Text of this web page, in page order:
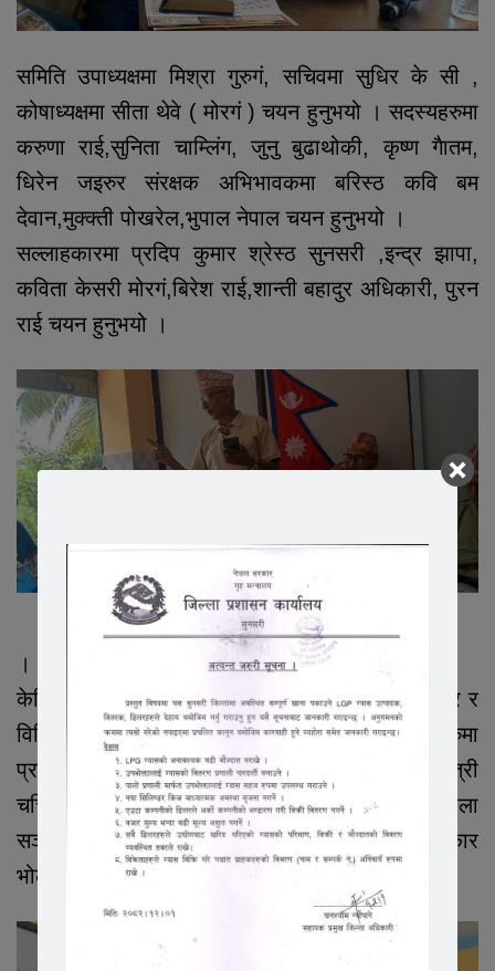
समिति उपाध्यक्षमा मिश्रा गुरुगं, सचिवमा सुधिर के सी ,
कोषाध्यक्षमा सीता थेवे ( मोरगं ) चयन हुनुभयो । सदस्यहरुमा
करुणा राई,सुनिता चाम्लिंग, जुनु बुढाथोकी, कृष्ण गैातम,
धिरेन जइरुर संरक्षक अभिभावकमा बरिस्ठ कवि बम
देवान,मुक्क्ती पोखरेल,भुपाल नेपाल चयन हुनुभयो ।
सल्लाहकारमा प्रदिप कुमार श्रेस्ठ सुनसरी ,इन्द्र झापा,
कविता केसरी मोरगं,बिरेश राई,शान्ती बहादुर अधिकारी, पुरन
राई चयन हुनुभयो ।
।
केन्द्रिय सह सचिव राजु बार्हकोटिको प्रमुख आतिथ्यता र र
विसिस्ट अथिती बरिस्ठ कवि बम देवान र अन्य अतिथी हरुमा
प्रदिप कुमार श्रेस्ठ मुक्क्ती पोख्रेल हरि बहादुर खत्री
चर्चित गायिका जुनु प्रसाईं सगितकारहरु हुनुहुन्थ्यो । भेला
सञ्चालन साहित्यकार सुधिर के सिले गर्नुभएकोमा कलाकार
भोलामान गुरुगंले अधक्ष्यता गर्नुभएको थियो ।